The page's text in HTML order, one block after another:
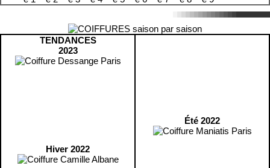
TENDANCES
2023
Hiver 2022
Été 2022